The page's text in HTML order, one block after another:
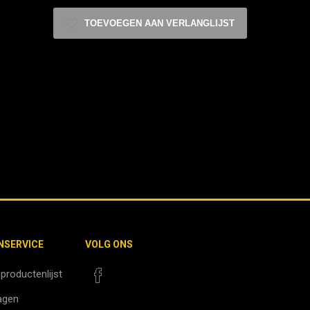
TOEVOEGEN AAN VERLANGLIJST
VOLG ONS